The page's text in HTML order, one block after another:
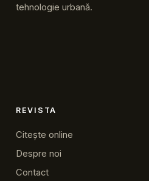
tehnologie urbană.
REVISTA
Citește online
Despre noi
Contact